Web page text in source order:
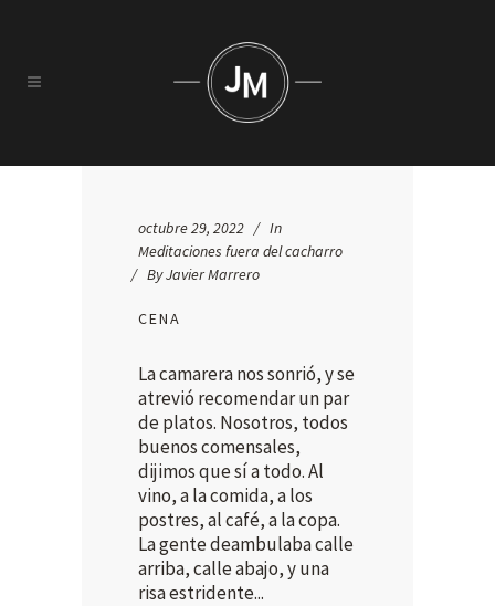
octubre 29, 2022
In
Meditaciones fuera del cacharro
ByJavier Marrero
CENA
La camarera nos sonrió, y se
atrevió recomendar un par
de platos. Nosotros, todos
buenos comensales,
dijimos que sí a todo. Al
vino, a la comida, a los
postres, al café, a la copa.
La gente deambulaba calle
arriba, calle abajo, y una
risa estridente...